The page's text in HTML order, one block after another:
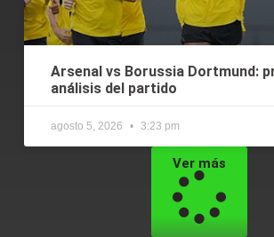
Arsenal vs Borussia Dortmund:
análisis del partido
agosto 5, 2026 3:23 pm
Ver más